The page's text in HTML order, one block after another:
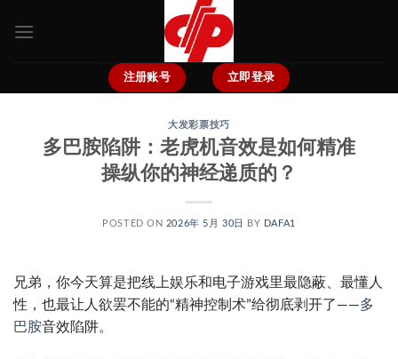
注册账号 立即登录
大发彩票技巧
多巴胺陷阱：老虎机音效是如何精准
操纵你的神经递质的？
POSTED ON 2026年 5月 30日 BY DAFA1
兄弟，你今天算是把线上娱乐和电子游戏里最隐蔽、最懂人
性，也最让人欲罢不能的“精神控制术”给彻底剥开了——多
巴胺音效陷阱。